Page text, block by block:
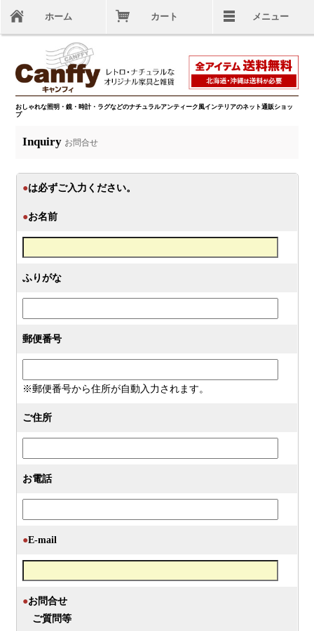
ホーム カート メニュー
おしゃれな照明・鏡・時計・ラグなどのナチュラルアンティーク風インテリアのネット通販ショッ
プ
Inquiry お問合せ
●は必ずご入力ください。
●お名前
ふりがな
郵便番号
※郵便番号から住所が自動入力されます。
ご住所
お電話
●E-mail
●お問合せ
ご質問等